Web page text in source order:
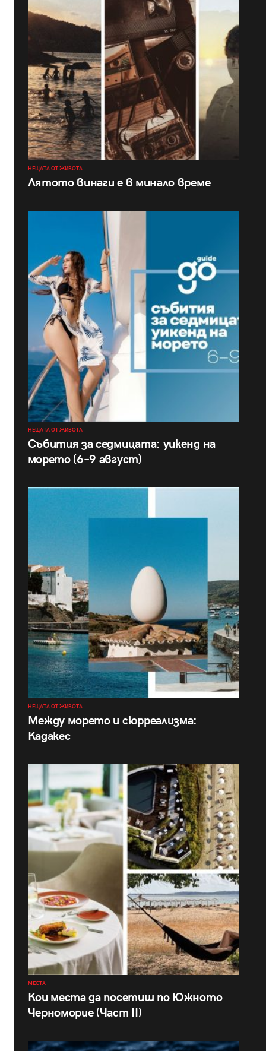
НЕЩАТА ОТ ЖИВОТА
Лятото винаги е в минало време
НЕЩАТА ОТ ЖИВОТА
Събития за седмицата: уикенд на
морето (6–9 август)
НЕЩАТА ОТ ЖИВОТА
Между морето и сюрреализма:
Кадакес
МЕСТА
Кои места да посетиш по Южното
Черноморие (Част II)